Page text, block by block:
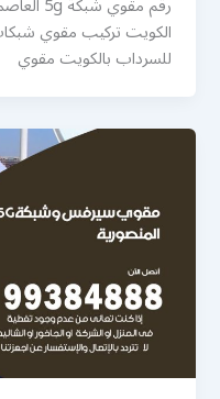
الكويت تركيب مقوي
للسرداب بالكويت مقوي